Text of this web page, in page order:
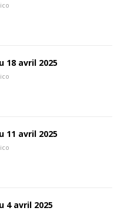
18 avril 2025
11 avril 2025
4 avril 2025